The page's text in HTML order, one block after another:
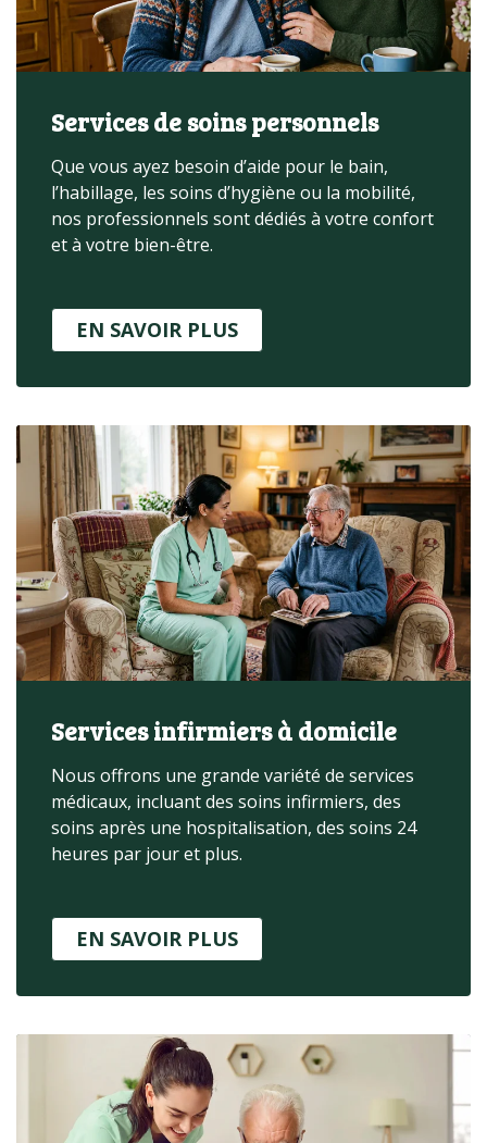
Services de soins personnels
Que vous ayez besoin d’aide pour le bain,
l’habillage, les soins d’hygiène ou la mobilité,
nos professionnels sont dédiés à votre confort
et à votre bien-être.
EN SAVOIR PLUS
Services infirmiers à domicile
Nous offrons une grande variété de services
médicaux, incluant des soins infirmiers, des
soins après une hospitalisation, des soins 24
heures par jour et plus.
EN SAVOIR PLUS